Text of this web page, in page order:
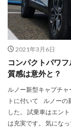
2021年3月6日
コンパクトパワ
質感は意外と？
ルノー新型キャプチ
トに付いて ルノーの
した。 試乗車はエン
は充実です。 気にな